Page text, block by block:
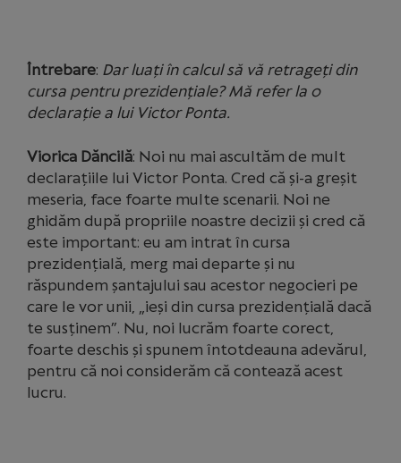
Întrebare: Dar luați în calcul să vă retrageți din
cursa pentru prezidențiale? Mă refer la o
declarație a lui Victor Ponta.
Viorica Dăncilă: Noi nu mai ascultăm de mult
declarațiile lui Victor Ponta. Cred că și-a greșit
meseria, face foarte multe scenarii. Noi ne
ghidăm după propriile noastre decizii și cred că
este important: eu am intrat în cursa
prezidențială, merg mai departe și nu
răspundem șantajului sau acestor negocieri pe
care le vor unii, „ieși din cursa prezidențială dacă
te susținem”. Nu, noi lucrăm foarte corect,
foarte deschis și spunem întotdeauna adevărul,
pentru că noi considerăm că contează acest
lucru.